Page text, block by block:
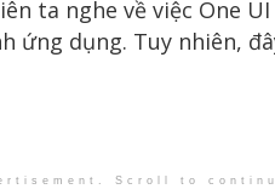
ta nghe về việc One
ứng dụng. Tuy nhiên,
Scroll to